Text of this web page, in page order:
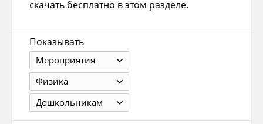
скачать бесплатно в этом разделе.
Показывать
Мероприятия
Физика
Дошкольникам